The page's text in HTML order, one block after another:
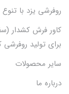
روفرشی یزد با تنوع
کاور فرش کشدار
برای تولید
سایر محصولات
درباره ما